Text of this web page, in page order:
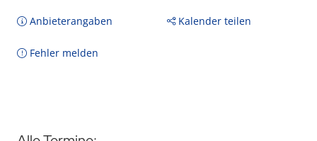
Anbieterangaben Kalender teilen
Fehler melden